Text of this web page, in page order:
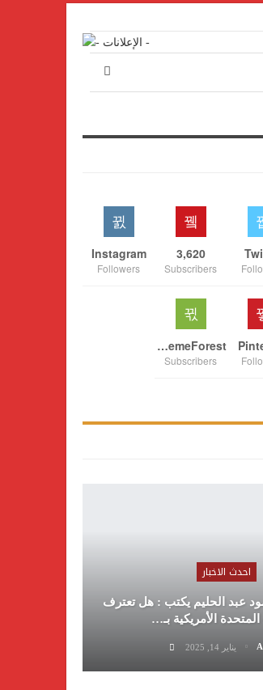
3,620
Subscribers
Instagram
Followers
ThemeForest
Subscribers
احدث الاخبار
عبد الحليم يكتب : هل تعترف
المتحدة الأمريكية بـ…
يناير 14, 2025